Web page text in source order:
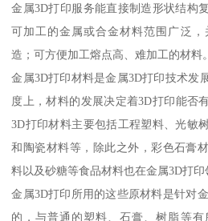
金属3D打印服务能直接制造形状结构
可加工的金属或合金材料范围广泛
造；可方便加工熔点高、难加工的材料。
金属3D打印材料是金属3D打印技术发
度上，材料的发展决定着3D打印能否
3D打印材料主要包括工程塑料、光敏
和陶瓷材料等，除此之外，彩色石膏
料以及砂糖等食品材料也在金属3D打印
金属3D打印所用的这些原材料是针对
的，与普通的塑料、石膏、树脂等